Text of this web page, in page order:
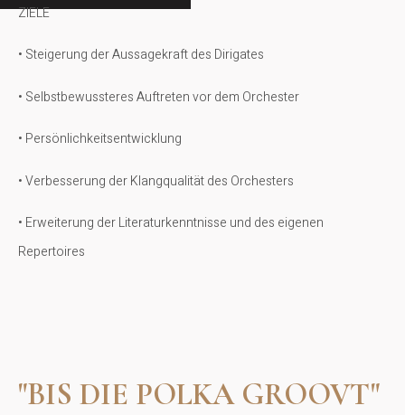
ZIELE
• Steigerung der Aussagekraft des Dirigates
• Selbstbewussteres Auftreten vor dem Orchester
• Persönlichkeitsentwicklung
• Verbesserung der Klangqualität des Orchesters
• Erweiterung der Literaturkenntnisse und des eigenen
Repertoires
"BIS DIE POLKA GROOVT"